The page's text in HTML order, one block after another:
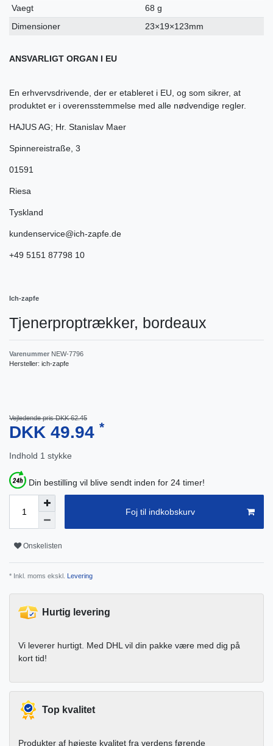
Vaegt
68 g
Dimensioner
23×19×123mm
ANSVARLIGT ORGAN I EU
En erhvervsdrivende, der er etableret i EU, og som sikrer, at
produktet er i overensstemmelse med alle nødvendige regler.
HAJUS AG; Hr. Stanislav Maer
Spinnereistraße 3
01591
Riesa
Tyskland
kundenservice@ich-zapfe.de
+49 5151 87798 10
Ich-zapfe
Tjenerproptrækker, bordeaux
Varenummer NEW-7796
Hersteller: ich-zapfe
Vejledende pris DKK 62.45
DKK 49.94 *
Indhold 1 stykke
Din bestilling vil blive sendt inden for 24 timer!
Foj til indkobskurv
Onskelisten
* Inkl. moms ekskl. Levering
Hurtig levering
Vi leverer hurtigt. Med DHL vil din pakke være med dig på
kort tid!
Top kvalitet
Produkter af højeste kvalitet fra verdens førende